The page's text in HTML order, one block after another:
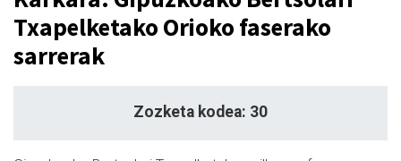
Txapelketako Orioko faserako
sarrerak
Zozketa kodea: 30